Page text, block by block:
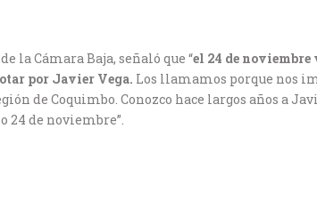
la Cámara Baja, señaló que “el 24 de
por Javier Vega. Los llamamos porque nos
de Coquimbo. Conozco hace largos años a
24 de noviembre”.